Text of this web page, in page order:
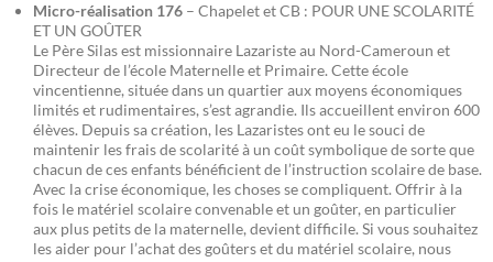
Micro-réalisation 176 – Chapelet et CB : POUR UNE SCOLARITÉ
ET UN GOÛTER
Le Père Silas est missionnaire Lazariste au Nord-Cameroun et
Directeur de l’école Maternelle et Primaire. Cette école
vincentienne, située dans un quartier aux moyens économiques
limités et rudimentaires, s’est agrandie. Ils accueillent environ 600
élèves. Depuis sa création, les Lazaristes ont eu le souci de
maintenir les frais de scolarité à un coût symbolique de sorte que
chacun de ces enfants bénéficient de l’instruction scolaire de base.
Avec la crise économique, les choses se compliquent. Offrir à la
fois le matériel scolaire convenable et un goûter, en particulier
aux plus petits de la maternelle, devient difficile. Si vous souhaitez
les aider pour l’achat des goûters et du matériel scolaire, nous